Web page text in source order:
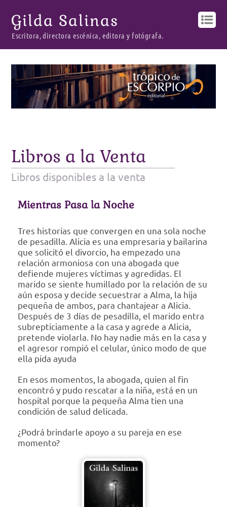
Gilda Salinas
Escritora, directora escénica, editora y fotógrafa.
Libros a la Venta
Libros disponibles a la venta
Mientras Pasa la Noche
Tres historias que convergen en una sola noche
de pesadilla. Alicia es una empresaria y bailarina
que solicitó el divorcio, ha empezado una
relación armoniosa con una abogada que
defiende mujeres víctimas y agredidas. El
marido se siente humillado por la relación de su
aún esposa y decide secuestrar a Alma, la hija
pequeña de ambos, para chantajear a Alicia.
Después de 3 días de pesadilla, el marido entra
subrepticiamente a la casa y agrede a Alicia,
pretende violarla. No hay nadie más en la casa y
el agresor rompió el celular, único modo de que
ella pida ayuda
En esos momentos, la abogada, quien al fin
encontró y pudo rescatar a la niña, está en un
hospital porque la pequeña Alma tien una
condición de salud delicada.
¿Podrá brindarle apoyo a su pareja en ese
momento?